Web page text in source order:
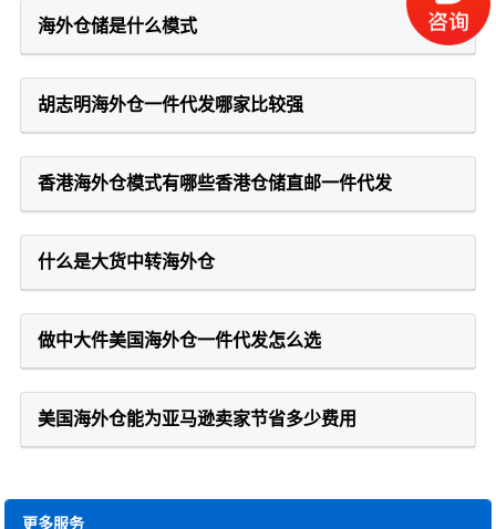
海外仓储是什么模式
胡志明海外仓一件代发哪家比较强
香港海外仓模式有哪些香港仓储直邮一件代发
什么是大货中转海外仓
做中大件美国海外仓一件代发怎么选
美国海外仓能为亚马逊卖家节省多少费用
更多服务